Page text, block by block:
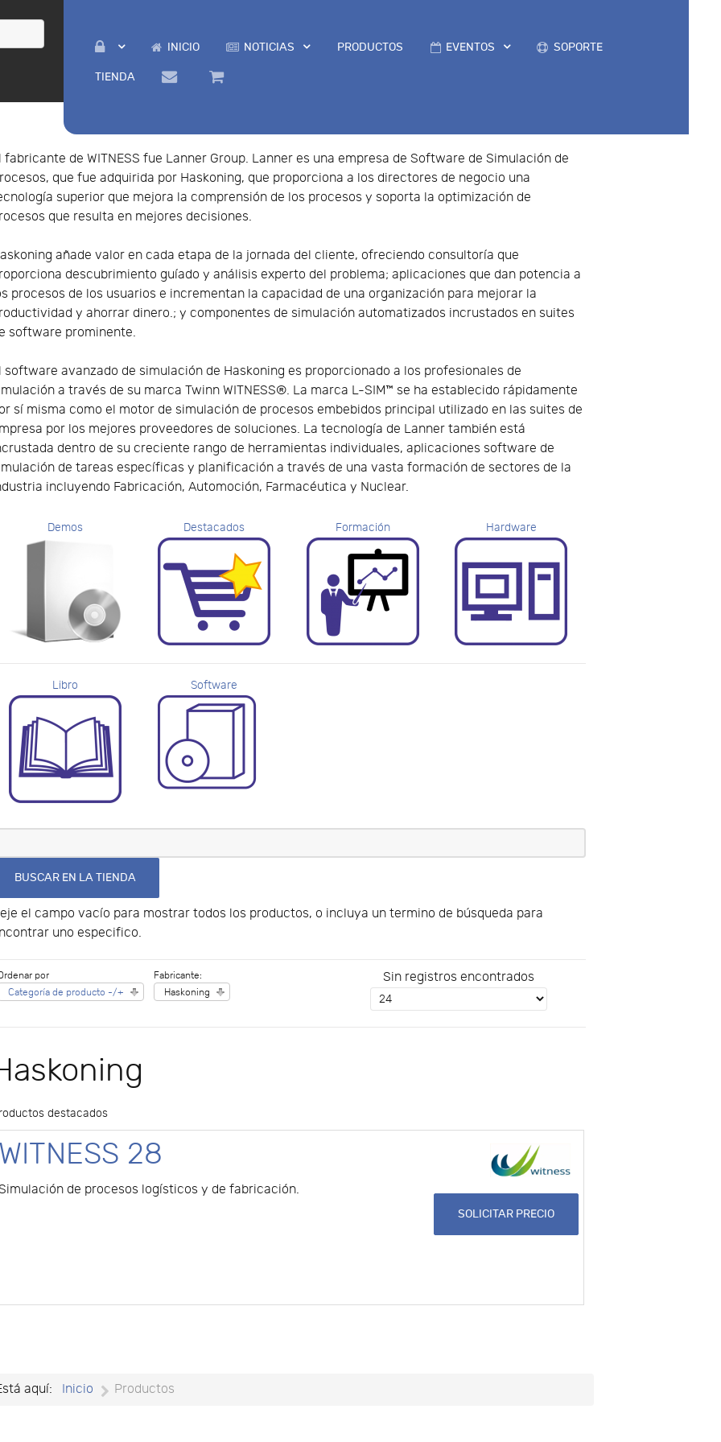
INICIO NOTICIAS PRODUCTOS EVENTOS SOPORTE
TIENDA
fabricante de WITNESS fue Lanner Group. Lanner es una empresa de Software de Simulación de
que fue adquirida por Haskoning, que proporciona a los directores de negocio una
superior que mejora la comprensión de los procesos y soporta la optimización de
que resulta en mejores decisiones.
añade valor en cada etapa de la jornada del cliente, ofreciendo consultoría que
descubrimiento guíado y análisis experto del problema; aplicaciones que dan potencia a
procesos de los usuarios e incrementan la capacidad de una organización para mejorar la
y ahorrar dinero.; y componentes de simulación automatizados incrustados en suites
software prominente.
software avanzado de simulación de Haskoning es proporcionado a los profesionales de
a través de su marca Twinn WITNESS®. La marca L-SIM™ se ha establecido rápidamente
sí misma como el motor de simulación de procesos embebidos principal utilizado en las suites de
por los mejores proveedores de soluciones. La tecnología de Lanner también está
dentro de su creciente rango de herramientas individuales, aplicaciones software de
de tareas específicas y planificación a través de una vasta formación de sectores de la
incluyendo Fabricación, Automoción, Farmacéutica y Nuclear.
Demos Destacados Formación Hardware
Libro Software
el campo vacío para mostrar todos los productos, o incluya un termino de búsqueda para
uno especifico.
por
Categoría de producto -/+
Fabricante:
Haskoning
Sin registros encontrados
destacados
28
de procesos logísticos y de fabricación.
SOLICITAR PRECIO
aquí: Inicio Productos